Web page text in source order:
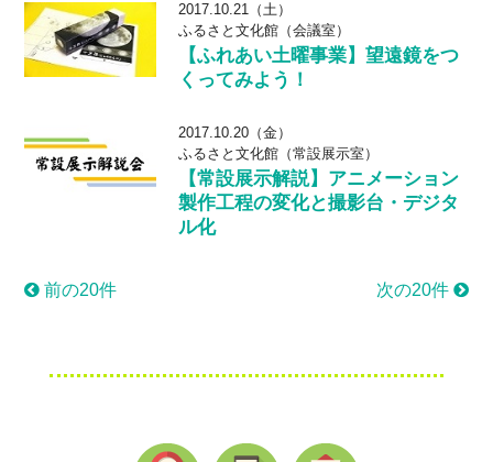
2017.10.21（土）
ふるさと文化館（会議室）
【ふれあい土曜事業】望遠鏡をつ
くってみよう！
2017.10.20（金）
ふるさと文化館（常設展示室）
【常設展示解説】アニメーション
製作工程の変化と撮影台・デジタ
ル化
前の20件 次の20件